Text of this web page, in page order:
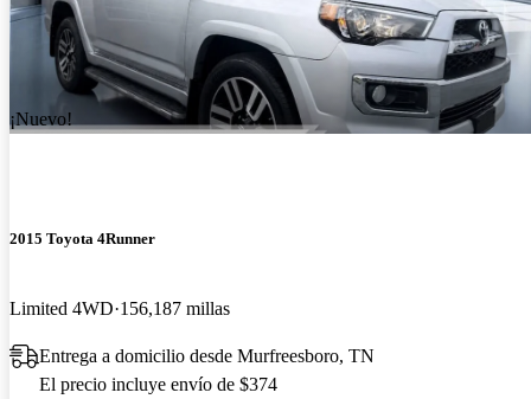
¡Nuevo!
2015 Toyota 4Runner
Limited 4WD 156,187 millas
Entrega a domicilio desde Murfreesboro, TN
El precio incluye envío de $374